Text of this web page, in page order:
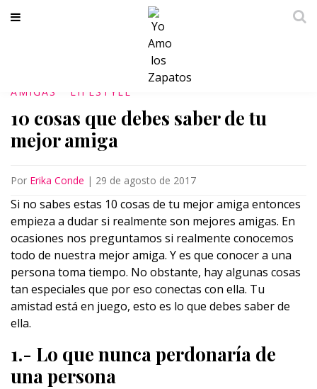
AMIGAS LIFESTYLE
10 cosas que debes saber de tu
mejor amiga
Por Erika Conde | 29 de agosto de 2017
Si no sabes estas 10 cosas de tu mejor amiga entonces
empieza a dudar si realmente son mejores amigas. En
ocasiones nos preguntamos si realmente conocemos
todo de nuestra mejor amiga. Y es que conocer a una
persona toma tiempo. No obstante, hay algunas cosas
tan especiales que por eso conectas con ella. Tu
amistad está en juego, esto es lo que debes saber de
ella.
1.- Lo que nunca perdonaría de
una persona